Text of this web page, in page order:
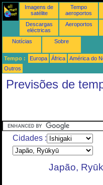
Imagens de
satélite
Tempo
aeroportos
Descargas
eléctricas
Aeroportos
Notícias Sobre
Tempo : Europa África América do
Outros
Previsões de
Cidades :
Japão,